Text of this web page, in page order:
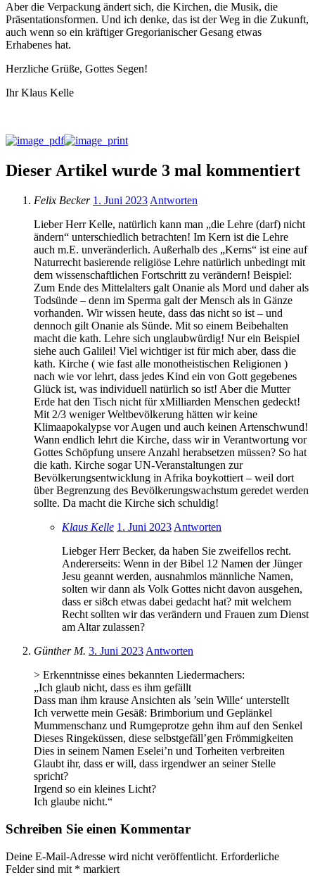
Aber die Verpackung ändert sich, die Kirchen, die Musik, die
Präsentationsformen. Und ich denke, das ist der Weg in die Zukunft,
auch wenn so ein kräftiger Gregorianischer Gesang etwas
Erhabenes hat.
Herzliche Grüße, Gottes Segen!
Ihr Klaus Kelle
Dieser Artikel wurde 3 mal kommentiert
Felix Becker 1. Juni 2023 Antworten
Lieber Herr Kelle, natürlich kann man „die Lehre (darf) nicht
ändern“ unterschiedlich betrachten! Im Kern ist die Lehre
auch m.E. unveränderlich. Außerhalb des „Kerns“ ist eine auf
Naturrecht basierende religiöse Lehre natürlich unbedingt mit
dem wissenschaftlichen Fortschritt zu verändern! Beispiel:
Zum Ende des Mittelalters galt Onanie als Mord und daher als
Todsünde – denn im Sperma galt der Mensch als in Gänze
vorhanden. Wir wissen heute, dass das nicht so ist – und
dennoch gilt Onanie als Sünde. Mit so einem Beibehalten
macht die kath. Lehre sich unglaubwürdig! Nur ein Beispiel
siehe auch Galilei! Viel wichtiger ist für mich aber, dass die
kath. Kirche ( wie fast alle monotheistischen Religionen )
nach wie vor lehrt, dass jedes Kind ein von Gott gegebenes
Glück ist, was individuell natürlich so ist! Aber die Mutter
Erde hat den Tisch nicht für xMilliarden Menschen gedeckt!
Mit 2/3 weniger Weltbevölkerung hätten wir keine
Klimaapokalypse vor Augen und auch keinen Artenschwund!
Wann endlich lehrt die Kirche, dass wir in Verantwortung vor
Gottes Schöpfung unsere Anzahl herabsetzen müssen? So hat
die kath. Kirche sogar UN-Veranstaltungen zur
Bevölkerungsentwicklung in Afrika boykottiert – weil dort
über Begrenzung des Bevölkerungswachstum geredet werden
sollte. Da macht die Kirche sich schuldig!
Klaus Kelle 1. Juni 2023 Antworten
Liebger Herr Becker, da haben Sie zweifellos recht.
Andererseits: Wenn in der Bibel 12 Namen der Jünger
Jesu geannt werden, ausnahmlos männliche Namen,
solten wir dann als Volk Gottes nicht davon ausgehen,
dass er si8ch etwas dabei gedacht hat? mit welchem
Recht sollten wir das verändern und Frauen zum Dienst
am Altar zulassen?
Günther M. 3. Juni 2023 Antworten
> Erkenntnisse eines bekannten Liedermachers:
„Ich glaub nicht, dass es ihm gefällt
Dass man ihm krause Ansichten als ’sein Wille‘ unterstellt
Ich verwette mein Gesäß: Brimborium und Geplänkel
Mummenschanz und Rumgeprotze gehn ihm auf den Senkel
Dieses Ringeküssen, diese selbstgefäll’gen Frömmigkeiten
Dies in seinem Namen Eselei’n und Torheiten verbreiten
Glaubt ihr, dass er will, dass irgendwer an seiner Stelle
spricht?
Irgend so ein kleines Licht?
Ich glaube nicht.“
Schreiben Sie einen Kommentar
Deine E-Mail-Adresse wird nicht veröffentlicht. Erforderliche
Felder sind mit * markiert